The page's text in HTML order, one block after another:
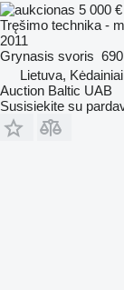
5 000 €
Tręšimo technika -
2011
Grynasis svoris
Lietuva, Kėdainiai
Auction Baltic UAB
Susisiekite su